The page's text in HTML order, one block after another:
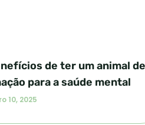
de ter um animal de
para a saúde mental
10, 2025